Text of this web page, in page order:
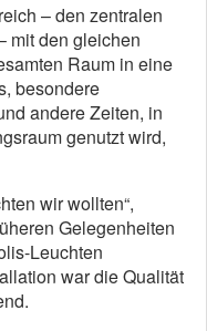
– den zentralen
mit den gleichen
Raum in eine
besondere
andere Zeiten, in
genutzt wird,
wir wollten“,
Gelegenheiten
Leuchten
war die Qualität